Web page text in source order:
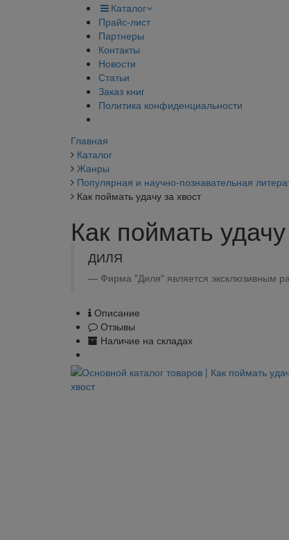
Каталог
Прайс-лист
Партнеры
Контакты
Новости
Статьи
Заказ книг
Политика конфиденциальности
Главная
Каталог
Жанры
Популярная и научно-познавательная
Как поймать удачу за хвост
Как поймать
ДИЛЯ
Фирма "Диля" является эксклюзивным
Описание
Отзывы
Наличие на складах